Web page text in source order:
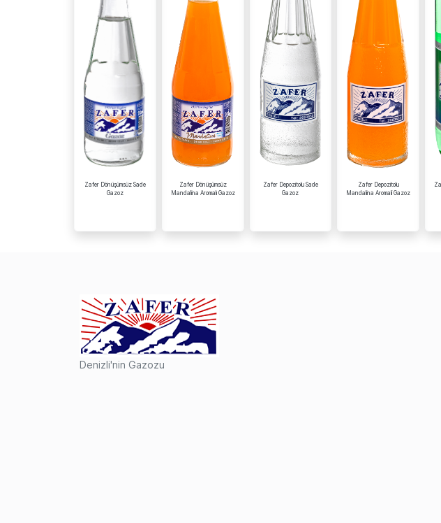
Zafer Dönüşümsüz Sade
Gazoz
Zafer Dönüşümsüz
Mandalina Aromalı Gazoz
Zafer Depozitolu Sade
Gazoz
Zafer Depozitolu
Mandalina Aromali Gazoz
Denizli'nin Gazozu